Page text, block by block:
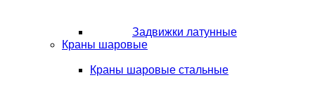
Задвижки латунные
Краны шаровые
Краны шаровые стальные